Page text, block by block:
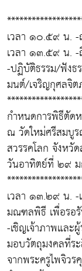
เวลา ๑๐.๕๙ น. -
เวลา ๑๓.๕๙ น.
-ปฏิบัติธรรม/ฟังธ
มนต์/เจริญกุศลจิต
กำหนดการพิธีตัด
ณ วัดใหม่ศรีสมบู
สวรรคโลก จังหวั
วันอาทิตย์ที่ ๒๙
เวลา ๑๓.๒๙ น.
มณฑลพิธี เพื่อรอ
-เชิญเจ้าภาพแล
มอบวัตถุมงคลที่ร
จากพระครูไพจิว